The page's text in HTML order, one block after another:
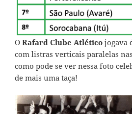
O Rafard Clube Atlético jogava
com listras verticais paralelas
como pode se ver nessa foto
de mais uma taça!